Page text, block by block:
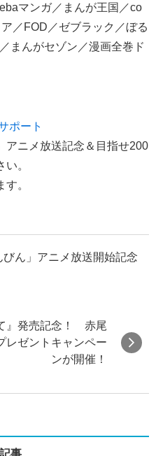
マンガ／まんが王国／co
／FOD／ゼブラック／ぼる
まんがセゾン／漫画全巻ド
ポート
ニメ放送記念＆目指せ200
。
。
びん」アニメ放送開始記念
』発売記念！ 赤尾
レゼントキャンペー
ンが開催！
事